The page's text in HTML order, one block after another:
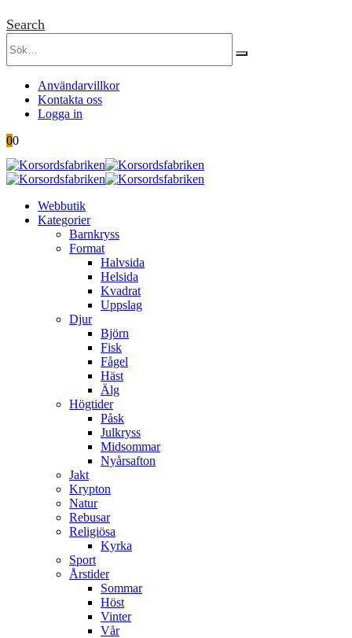
Search
Användarvillkor
Kontakta oss
Logga in
00
Webbutik
Kategorier
Barnkryss
Format
Halvsida
Helsida
Kvadrat
Uppslag
Djur
Björn
Fisk
Fågel
Häst
Älg
Högtider
Påsk
Julkryss
Midsommar
Nyårsafton
Jakt
Krypton
Natur
Rebusar
Religiösa
Kyrka
Sport
Årstider
Sommar
Höst
Vinter
Vår